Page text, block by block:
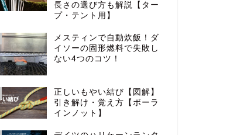
長さの選び方も解説【ター
プ・テント用】
メスティンで自動炊飯！ダ
イソーの固形燃料で失敗し
ない4つのコツ！
正しいもやい結び【図解】
引き解け・覚え方【ボーラ
インノット】